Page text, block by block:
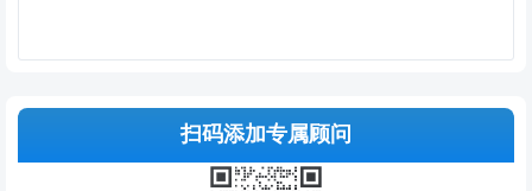
扫码添加专属顾问